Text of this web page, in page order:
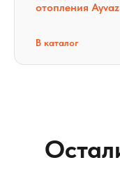
отопления​ Ayvaz
В каталог